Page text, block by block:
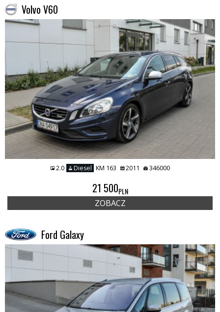
Volvo V60
2.0 Diesel KM 163 2011 346000
21 500PLN
ZOBACZ
Ford Galaxy